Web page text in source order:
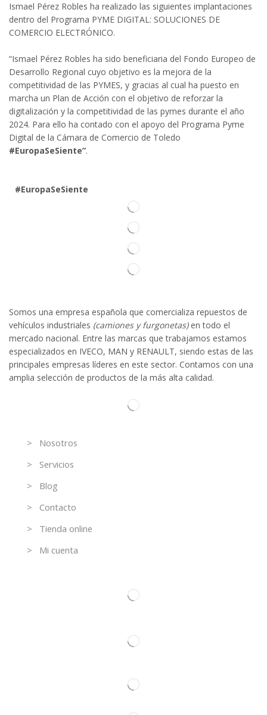
Ismael Pérez Robles ha realizado las siguientes implantaciones
dentro del Programa PYME DIGITAL: SOLUCIONES DE
COMERCIO ELECTRÓNICO.
“Ismael Pérez Robles ha sido beneficiaria del Fondo Europeo de
Desarrollo Regional cuyo objetivo es la mejora de la
competitividad de las PYMES, y gracias al cual ha puesto en
marcha un Plan de Acción con el objetivo de reforzar la
digitalización y la competitividad de las pymes durante el año
2024. Para ello ha contado con el apoyo del Programa Pyme
Digital de la Cámara de Comercio de Toledo
#EuropaSeSiente”.
#EuropaSeSiente
Somos una empresa española que comercializa repuestos de
vehículos industriales (camiones y furgonetas)en todo el
mercado nacional. Entre las marcas que trabajamos estamos
especializados en IVECO, MAN y RENAULT, siendo estas de las
principales empresas líderes en este sector. Contamos con una
amplia selección de productos de la más alta calidad.
> Nosotros
> Servicios
> Blog
> Contacto
> Tienda online
> Mi cuenta